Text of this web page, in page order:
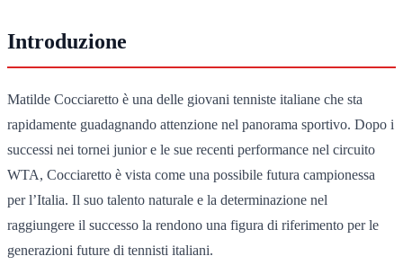
Introduzione
Matilde Cocciaretto è una delle giovani tenniste italiane che sta
rapidamente guadagnando attenzione nel panorama sportivo. Dopo i
successi nei tornei junior e le sue recenti performance nel circuito
WTA, Cocciaretto è vista come una possibile futura campionessa
per l’Italia. Il suo talento naturale e la determinazione nel
raggiungere il successo la rendono una figura di riferimento per le
generazioni future di tennisti italiani.